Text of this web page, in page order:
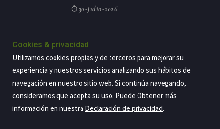
30-Julio-2026
negocio agro con un modelo global
de especialización presente en siete
países
29-Julio-2026
Cookies & privacidad
Utilizamos cookies propias y de terceros para mejorar su
experiencia y nuestros servicios analizando sus hábitos de
navegación en nuestro sitio web. Si continúa navegando,
consideramos que acepta su uso. Puede Obtener más
información en nuestra Declaración de privacidad.